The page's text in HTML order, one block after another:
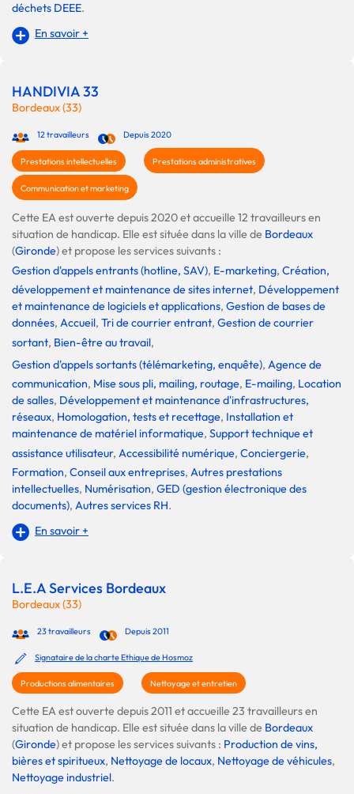
déchets DEEE.
En savoir +
HANDIVIA 33
Bordeaux (33)
12 travailleurs Depuis 2020
Prestations intellectuelles Prestations administratives
Communication et marketing
Cette EA est ouverte depuis 2020 et accueille 12 travailleurs en
situation de handicap. Elle est située dans la ville de Bordeaux
(Gironde) et propose les services suivants :
Gestion d'appels entrants (hotline, SAV), E-marketing, Création,
développement et maintenance de sites internet, Développement
et maintenance de logiciels et applications, Gestion de bases de
données, Accueil, Tri de courrier entrant, Gestion de courrier
sortant, Bien-être au travail,
Gestion d'appels sortants (télémarketing, enquête), Agence de
communication, Mise sous pli, mailing, routage, E-mailing, Location
de salles, Développement et maintenance d'infrastructures,
réseaux, Homologation, tests et recettage, Installation et
maintenance de matériel informatique, Support technique et
assistance utilisateur, Accessibilité numérique, Conciergerie,
Formation, Conseil aux entreprises, Autres prestations
intellectuelles, Numérisation, GED (gestion électronique des
documents), Autres services RH.
En savoir +
L.E.A Services Bordeaux
Bordeaux (33)
23 travailleurs Depuis 2011
Signataire de la charte Ethique de Hosmoz
Productions alimentaires Nettoyage et entretien
Cette EA est ouverte depuis 2011 et accueille 23 travailleurs en
situation de handicap. Elle est située dans la ville de Bordeaux
(Gironde) et propose les services suivants : Production de vins,
bières et spiritueux, Nettoyage de locaux, Nettoyage de véhicules,
Nettoyage industriel.